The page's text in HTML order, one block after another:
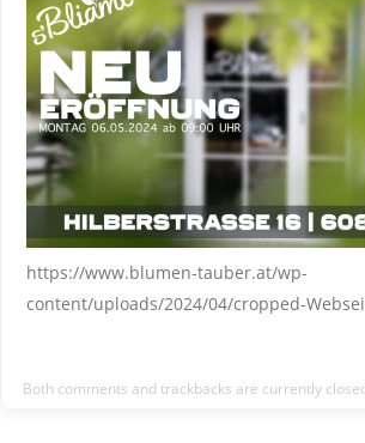
https://www.blumen-tauber.at/wp-
content/uploads/2024/04/cropped-
Both comments and trackbacks are currently